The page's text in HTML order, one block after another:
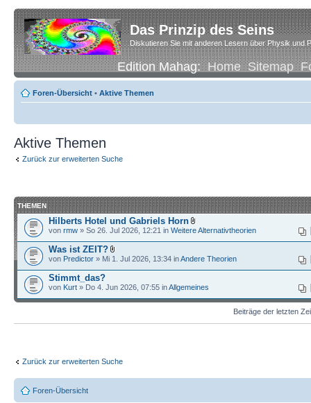
Das Prinzip des Seins
Diskutieren Sie mit anderen Lesern über Physik und
Edition Mahag:Home Sitemap
Foren-Übersicht • Aktive Themen
Aktive Themen
Zurück zur erweiterten Suche
THEMEN
Hilberts Hotel und Gabriels Horn
von rmw » So 26. Jul 2026, 12:21 in Weitere Alternativtheorien
Was ist ZEIT?
von Predictor » Mi 1. Jul 2026, 13:34 inAndere Theorien
Stimmt_das?
von Kurt » Do 4. Jun 2026, 07:55 inAllgemeines
Beiträge der letzten
Zurück zur erweiterten Suche
Foren-Übersicht